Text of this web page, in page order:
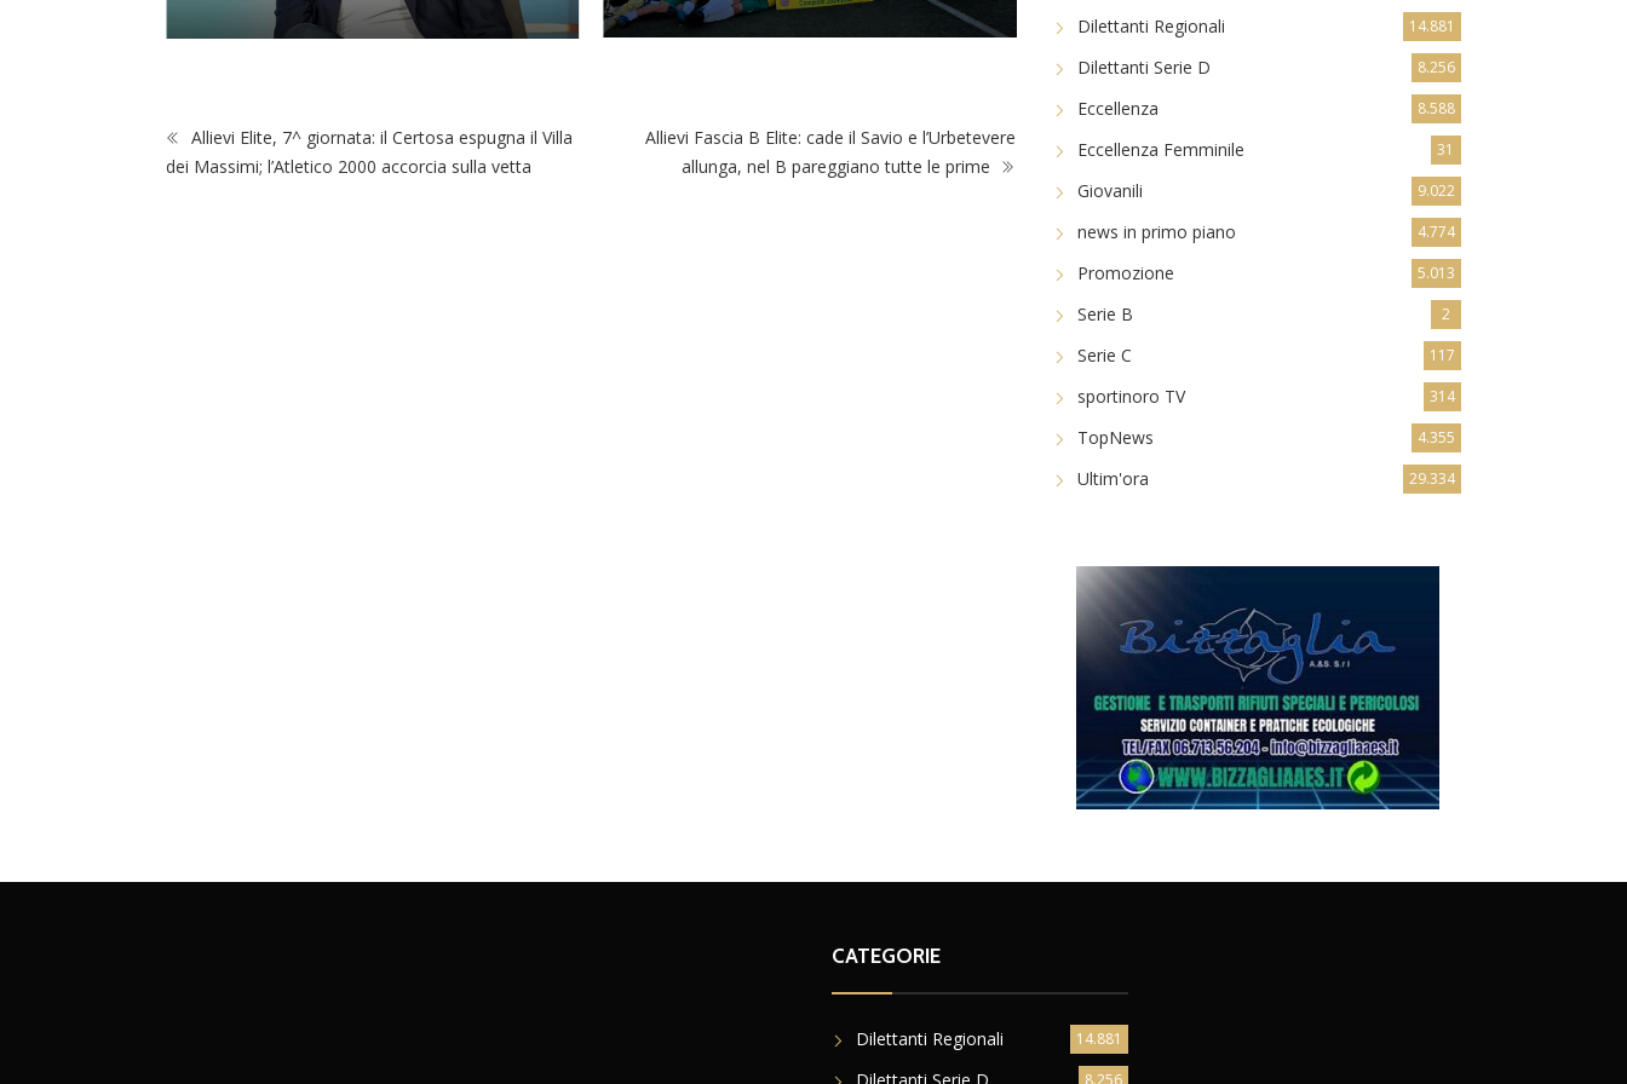
Allievi Elite, 7^ giornata: il Certosa espugna il Villa
dei Massimi; l’Atletico 2000 accorcia sulla vetta
Allievi Fascia B Elite: cade il Savio e l’Urbetevere
allunga, nel B pareggiano tutte le prime
Dilettanti Regionali 14.881
Dilettanti Serie D 8.256
Eccellenza 8.588
Eccellenza Femminile 31
Giovanili 9.022
news in primo piano 4.774
Promozione 5.013
Serie B 2
Serie C 117
sportinoro TV 314
TopNews 4.355
Ultim'ora 29.334
CATEGORIE
Dilettanti Regionali 14.881
8.256